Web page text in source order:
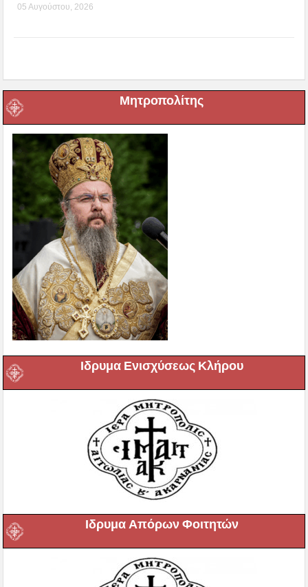
05 Αυγούστου, 2026
Μητροπολίτης
Ιδρυμα Ενισχύσεως Κλήρου
Ιδρυμα Απόρων Φοιτητών